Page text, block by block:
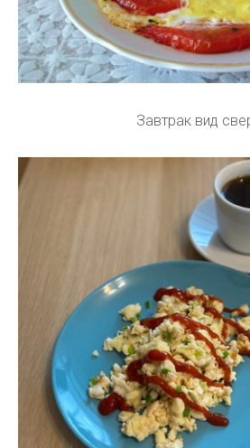
Завтрак вид